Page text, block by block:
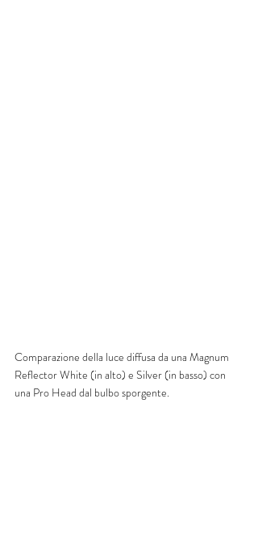
Comparazione della luce diffusa da una Magnum
Reflector White (in alto) e Silver (in basso) con
una Pro Head dal bulbo sporgente.